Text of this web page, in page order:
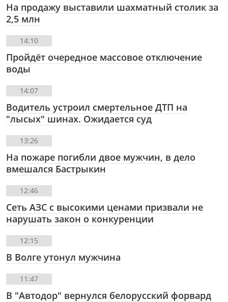
На продажу выставили шахматный столик за
2,5 млн
14:10
Пройдёт очередное массовое отключение
воды
14:07
Водитель устроил смертельное ДТП на
"лысых" шинах. Ожидается суд
13:26
На пожаре погибли двое мужчин, в дело
вмешался Бастрыкин
12:46
Сеть АЗС с высокими ценами призвали не
нарушать закон о конкуренции
12:15
В Волге утонул мужчина
11:47
В "Автодор" вернулся белорусский форвард